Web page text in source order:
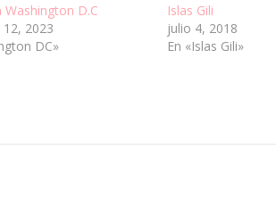
Washington D.C
2023
DC»
Islas Gili
julio 4, 2018
En «Islas Gili»